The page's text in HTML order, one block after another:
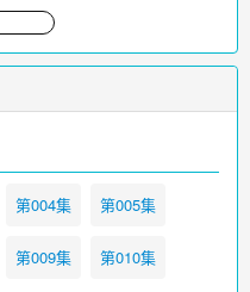
第004集 第005集
第009集 第010集